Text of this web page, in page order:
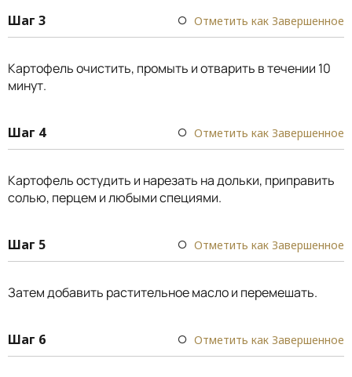
Шаг 3 Отметить как Завершенное
Картофель очистить, промыть и отварить в течении 10
минут.
Шаг 4 Отметить как Завершенное
Картофель остудить и нарезать на дольки, приправить
солью, перцем и любыми специями.
Шаг 5 Отметить как Завершенное
Затем добавить растительное масло и перемешать.
Шаг 6 Отметить как Завершенное